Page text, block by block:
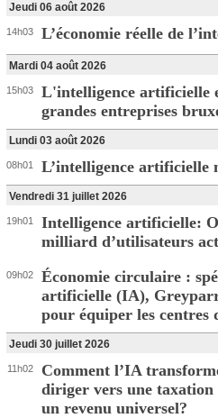
Jeudi 06 août 2026
14h03 L’économie réelle de
Mardi 04 août 2026
15h03
L'intelligence artificielle
grandes entreprises
Lundi 03 août 2026
08h01 L’intelligence artificielle
Vendredi 31 juillet 2026
19h01
Intelligence artificielle:
milliard d’utilisateurs
09h02
Économie circulaire :
artificielle (IA),
pour équiper les centres
Jeudi 30 juillet 2026
11h02
Comment l’IA
diriger vers une
un revenu universel?